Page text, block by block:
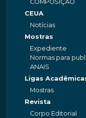
COMPOSIÇÃO
CEUA
Notícias
Mostras
Expediente
Normas para
ANAIS
Ligas
Mostras
Revista
Corpo Editorial